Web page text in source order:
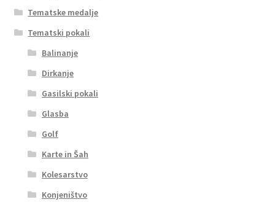
Tematske medalje
Tematski pokali
Balinanje
Dirkanje
Gasilski pokali
Glasba
Golf
Karte in Šah
Kolesarstvo
Konjeništvo